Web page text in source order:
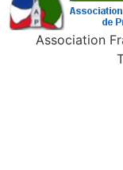
Association